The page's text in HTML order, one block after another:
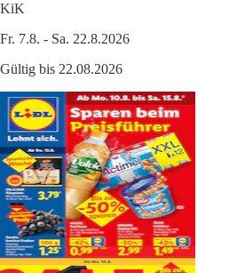
KiK
Fr. 7.8. - Sa. 22.8.2026
Gültig bis 22.08.2026